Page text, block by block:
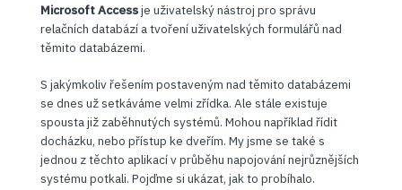
Microsoft Accessje uživatelský nástroj pro správu
relačních databází a tvoření uživatelských formulářů nad
těmito databázemi.
S jakýmkoliv řešením postaveným nad těmito databázemi
se dnes už setkáváme velmi zřídka. Ale stále existuje
spousta již zaběhnutých systémů. Mohou například řídit
docházku, nebo přístup ke dveřím. My jsme se také s
jednou z těchto aplikací v průběhu napojování nejrůznějších
systému potkali. Pojďme si ukázat, jak to probíhalo.